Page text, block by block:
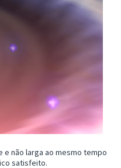
e não larga ao mesmo tempo
satisfeito.